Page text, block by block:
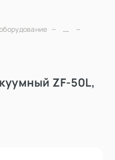
...
ZF-50L,